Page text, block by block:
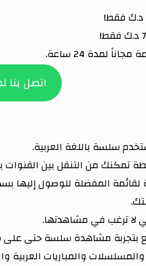
لمدة 24 ساعة.
اتصل بنا
سلسة باللغة العربية.
تمكنك من التنقل بين القنوات
المفضلة للوصول إليها
لا ترغب في مشاهدتها.
بتجربة مشاهدة سلسة حتى على
والمباريات العربية